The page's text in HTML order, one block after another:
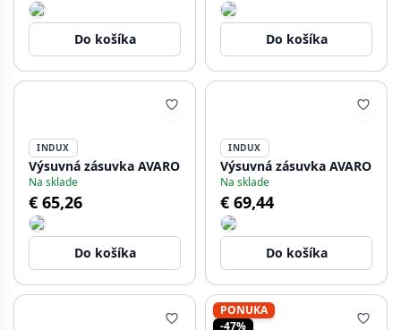
Do košíka Do košíka
INDUX
Výsuvná zásuvka AVARO
Na sklade
€ 65,26
Do košíka
INDUX
Výsuvná zásuvka AVARO
Na sklade
€ 69,44
Do košíka
PONUKA
-47%